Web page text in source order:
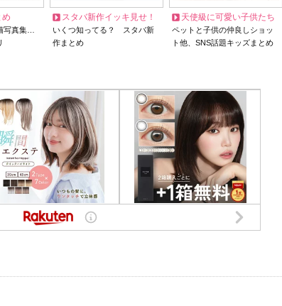
め
写真集…
スタバ新作イッキ見せ！
いくつ知ってる？ スタバ新
作まとめ
天使級に可愛い子供たち
ペットと子供の仲良しショッ
ト他、SNS話題キッズまとめ